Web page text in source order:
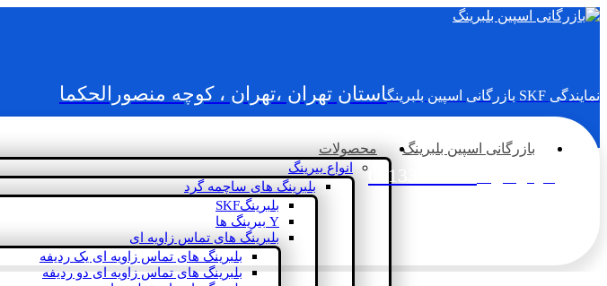
نمایندگی SKF بازرگانی اسپین بلبرینگ استان تهران ،تهران ، کوچه منصورالحکما
02133936833
بازرگانی اسپین بلبرینگ محصولات
انواع بیرینگ
بلبرینگ های ساچمه گرد
بلبرینگSKF
Y بیرینگ ها
بلبرینگ های تماس زاویه ای
بلبرینگ های تماس زاویه ای یک ردیفه
بلبرینگ های تماس زاویه ای دو ردیفه